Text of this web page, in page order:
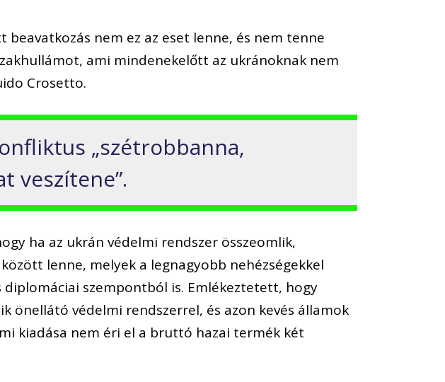
beavatkozás nem ez az eset lenne, és nem tenne
ami mindenekelőtt az ukránoknak nem
Crosetto.
„szétrobbanna,
veszítene”.
ha az ukrán védelmi rendszer összeomlik,
lenne, melyek a legnagyobb nehézségekkel
diplomáciai szempontból is. Emlékeztetett, hogy
önellátó védelmi rendszerrel, és azon kevés államok
kiadása nem éri el a bruttó hazai termék két